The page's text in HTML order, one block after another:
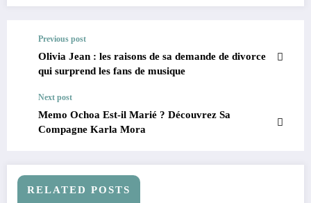
Previous post
Olivia Jean : les raisons de sa demande de divorce
qui surprend les fans de musique
Next post
Memo Ochoa Est-il Marié ? Découvrez Sa
Compagne Karla Mora
RELATED POSTS